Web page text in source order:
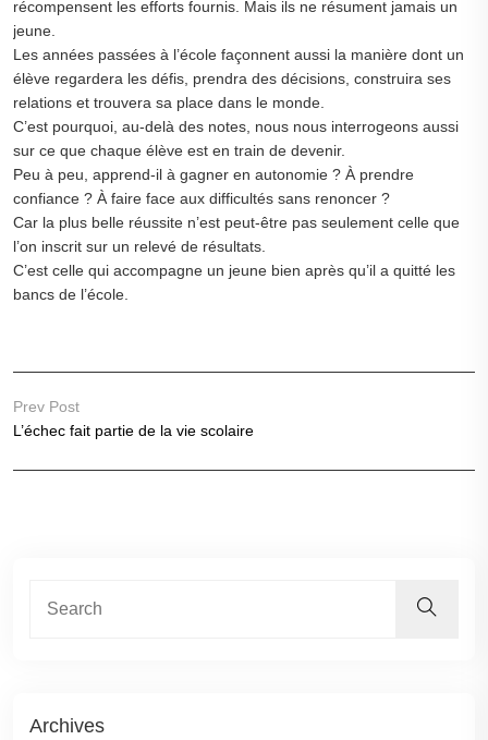
récompensent les efforts fournis. Mais ils ne résument jamais un
jeune.
Les années passées à l’école façonnent aussi la manière dont un
élève regardera les défis, prendra des décisions, construira ses
relations et trouvera sa place dans le monde.
C’est pourquoi, au-delà des notes, nous nous interrogeons aussi
sur ce que chaque élève est en train de devenir.
Peu à peu, apprend-il à gagner en autonomie ? À prendre
confiance ? À faire face aux difficultés sans renoncer ?
Car la plus belle réussite n’est peut-être pas seulement celle que
l’on inscrit sur un relevé de résultats.
C’est celle qui accompagne un jeune bien après qu’il a quitté les
bancs de l’école.
Prev Post
L’échec fait partie de la vie scolaire
Archives